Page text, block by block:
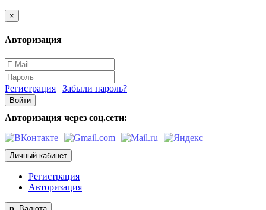
×
Авторизация
Регистрация | Забыли пароль?
Авторизация через соц.сети:
Личный кабинет
Регистрация
Авторизация